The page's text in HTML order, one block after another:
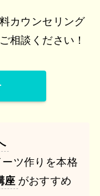
カウンセリング
相談ください！
ツ作りを本格
座 がおすすめ